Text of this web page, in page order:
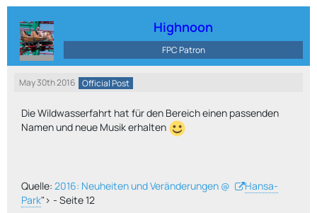
Highnoon
FPC Patron
May 30th 2016 Official Post
Die Wildwasserfahrt hat für den Bereich einen passenden
Namen und neue Musik erhalten
Quelle: 2016: Neuheiten und Veränderungen @
Hansa-
Park"> - Seite 12